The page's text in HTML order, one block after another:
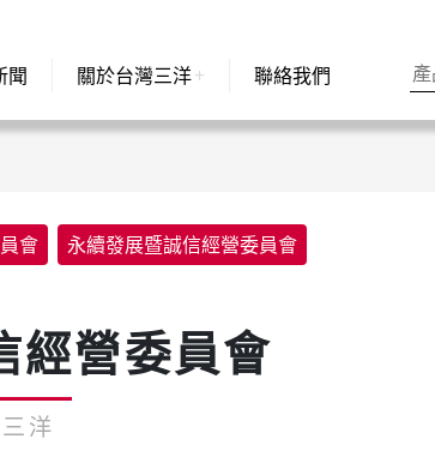
聞 關於台灣三洋 聯絡我們
會 永續發展暨誠信經營委員會
經營委員會